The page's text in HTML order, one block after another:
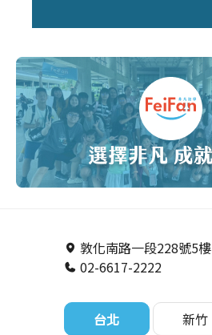
台北 新竹
02-6617-2222
敦化南路一段228號5樓